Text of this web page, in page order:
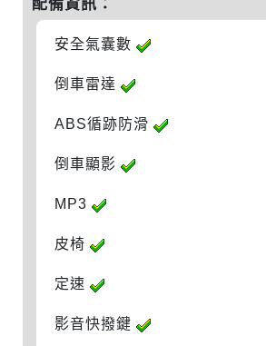
配備資訊：
安全氣囊數
倒車雷達
ABS循跡防滑
倒車顯影
MP3
皮椅
定速
影音快撥鍵